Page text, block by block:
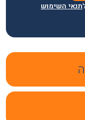
תנאי השימוש